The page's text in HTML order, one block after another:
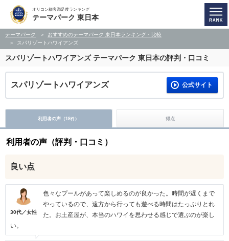
オリコン顧客満足度ランキング
テーマパーク 東日本
テーマパーク
おすすめのテーマパーク 東日本ランキング・比較
スパリゾートハワイアンズ
スパリゾートハワイアンズテーマパーク 東日本の評判・口コミ
スパリゾートハワイアンズ 公式サイト
利用者の声（18件） 得点
利用者の声（評判・口コミ）
良い点
30代／女性
色々なプールがあって楽しめるのが良かった。時間が遅くまで
やっているので、遠方から行っても遊べる時間はたっぷりとれ
た。お土産屋が、本当のハワイを思わせる感じで選ぶのが楽し
い。